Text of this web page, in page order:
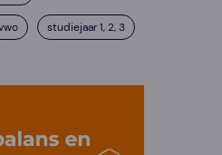
studiejaar 1, 2, 3